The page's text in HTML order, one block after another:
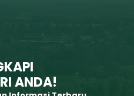
ANDA!